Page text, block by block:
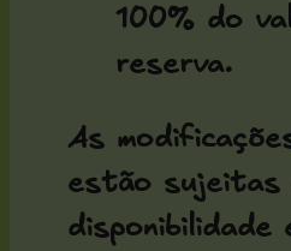
100% do
reserva.
As
estão sujeitas
disponibilidade